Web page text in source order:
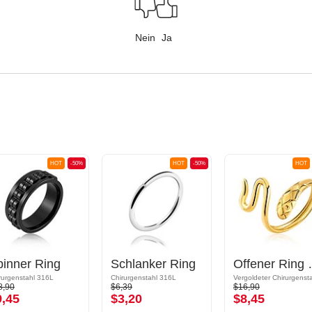
Nein Ja
-50%
HOT
Ring
316L
-50%
HOT
Schlanker Ring
Chirurgenstahl 316L
$6,39
$3,20
HOT
$16,90
$8,45